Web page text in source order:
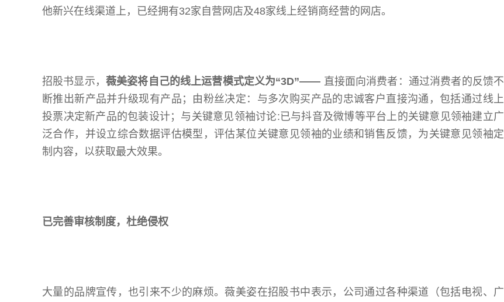
他新兴在线渠道上，已经拥有32家自营网店及48家线上经销商经营的网店。
招股书显示， 薇美姿将自己的线上运营模式定义为“3D”—— 直接面向消费者：通过消费者的反馈不
断推出新产品并升级现有产品；由粉丝决定：与多次购买产品的忠诚客户直接沟通，包括通过线上
投票决定新产品的包装设计；与关键意见领袖讨论:已与抖音及微博等平台上的关键意见领袖建立广
泛合作，并设立综合数据评估模型，评估某位关键意见领袖的业绩和销售反馈，为关键意见领袖定
制内容，以获取最大效果。
已完善审核制度， 杜绝侵权
大量的品牌宣传，也引来不少的麻烦。薇美姿在招股书中表示，公司通过各种渠道（包括电视、广